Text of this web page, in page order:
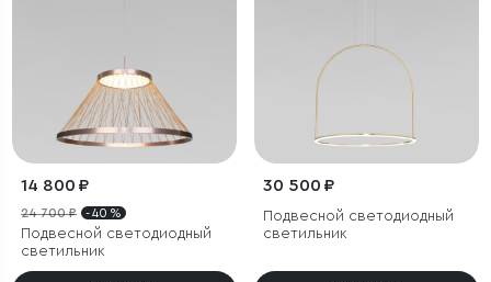
14 800 ₽
24 700 ₽ - 40 %
Подвесной светодиодный
светильник
30 500 ₽
Подвесной светодиодный
светильник